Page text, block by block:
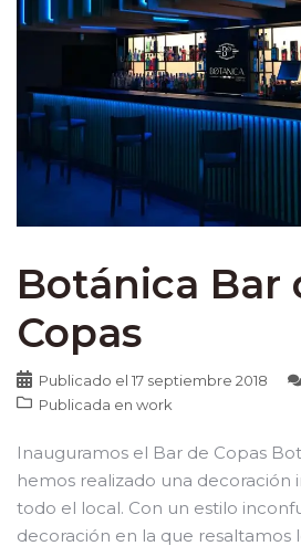
Botánica Bar
Copas
Publicado el 17 septiembre 2018
Publicada en work
Inauguramos el Bar de Copas
hemos realizado una decoración
todo el local. Con un estilo
decoración en la que resaltamos